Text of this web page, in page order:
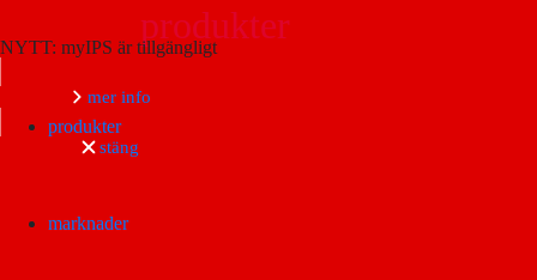
NYTT: myIPS är tillgängligt
mer info
stäng
produkter
marknader
produkter